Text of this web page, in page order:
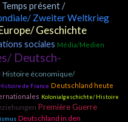
Temps présent /
Zweiter Weltkrieg
Geschichte
sociales Média/Medien
Deutsch-
Histoire économique/
de France Deutschland heute
Kolonialgeschichte/ Histoire
Première Guerre
Deutschland in den